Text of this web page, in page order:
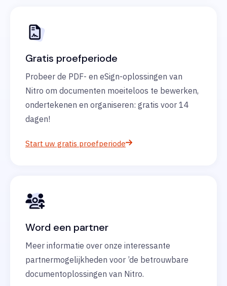
Gratis proefperiode
Probeer de PDF- en eSign-oplossingen van
Nitro om documenten moeiteloos te bewerken,
ondertekenen en organiseren: gratis voor 14
dagen!
Start uw gratis proefperiode
Word een partner
Meer informatie over onze interessante
partnermogelijkheden voor ’de betrouwbare
documentoplossingen van Nitro.